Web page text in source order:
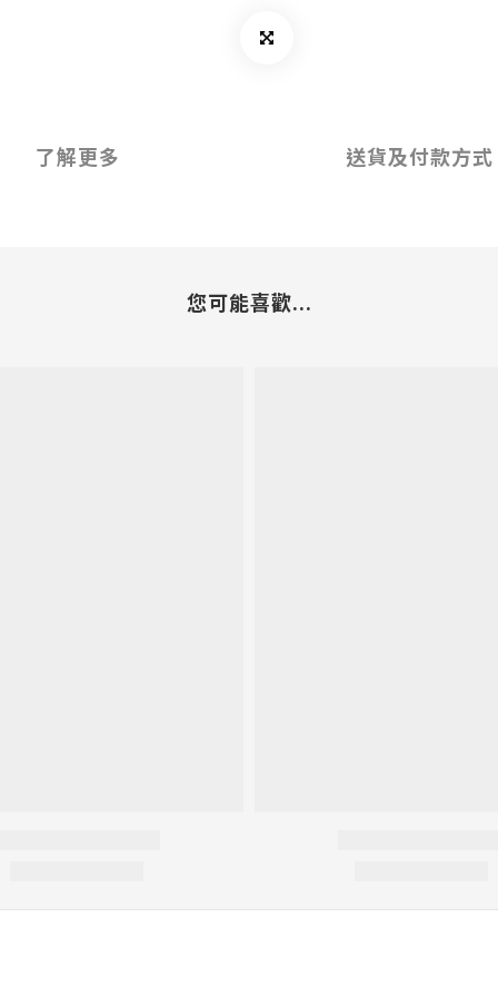
了解更多 送貨及付款方式
您可能喜歡...